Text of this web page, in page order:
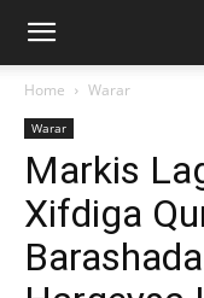
Home Warar
Warar
Markis
Xifdiga